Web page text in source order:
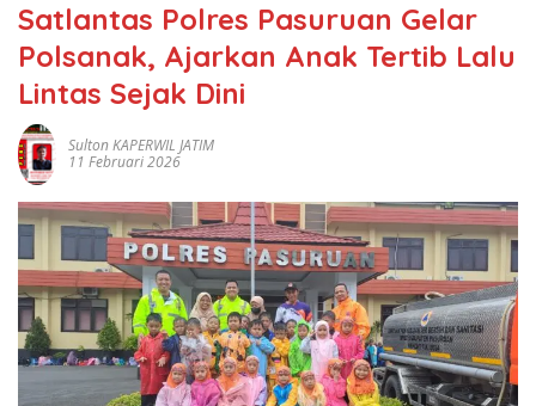
Satlantas Polres Pasuruan Gelar
Polsanak, Ajarkan Anak Tertib Lalu
Lintas Sejak Dini
Sulton KAPERWIL JATIM
11 Februari 2026